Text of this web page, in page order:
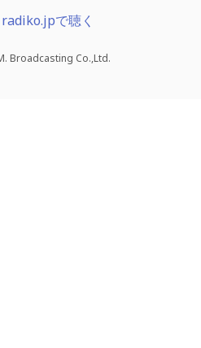
radiko.jpで聴く
Broadcasting Co.,Ltd.